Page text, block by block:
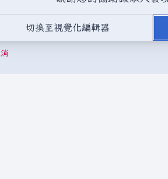
是取自不受版權保護的公開領域或自由資源
驗證碼：切換至視覺化編輯器